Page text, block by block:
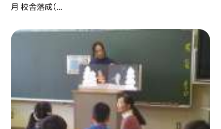
月 校舎落成（...